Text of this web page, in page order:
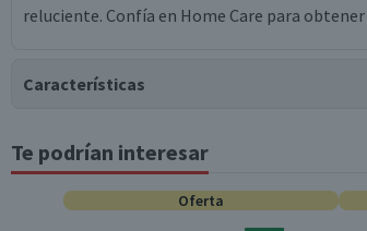
reluciente. Confía en Home Care para
Características
Tipo de Producto
Te podrían interesar
Oferta